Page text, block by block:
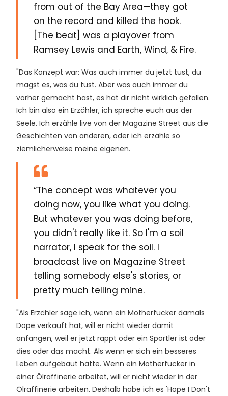
from out of the Bay Area—they got
on the record and killed the hook.
[The beat] was a playover from
Ramsey Lewis and Earth, Wind, & Fire.
"Das Konzept war: Was auch immer du jetzt tust, du
magst es, was du tust. Aber was auch immer du
vorher gemacht hast, es hat dir nicht wirklich gefallen.
Ich bin also ein Erzähler, ich spreche euch aus der
Seele. Ich erzähle live von der Magazine Street aus die
Geschichten von anderen, oder ich erzähle so
ziemlicherweise meine eigenen.
“The concept was whatever you
doing now, you like what you doing.
But whatever you was doing before,
you didn't really like it. So I'm a soil
narrator, I speak for the soil. I
broadcast live on Magazine Street
telling somebody else's stories, or
pretty much telling mine.
"Als Erzähler sage ich, wenn ein Motherfucker damals
Dope verkauft hat, will er nicht wieder damit
anfangen, weil er jetzt rappt oder ein Sportler ist oder
dies oder das macht. Als wenn er sich ein besseres
Leben aufgebaut hätte. Wenn ein Motherfucker in
einer Ölraffinerie arbeitet, will er nicht wieder in der
Ölraffinerie arbeiten. Deshalb habe ich es 'Hope I Don't